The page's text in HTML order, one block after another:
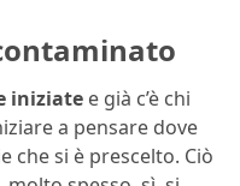
iniziate e già c’è chi
a pensare dove
si è prescelto. Ciò